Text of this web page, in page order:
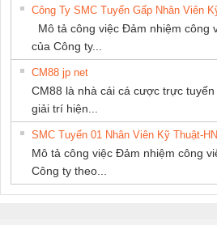
Công Ty SMC Tuyển Gấp Nhân Viên
Mô tả công việc Đảm nhiệm công
của Công ty...
CM88 jp net
CM88 là nhà cái cá cược trực
giải trí hiện...
SMC Tuyển 01 Nhân Viên Kỹ Thuật-HN
Mô tả công việc Đảm nhiệm công
Công ty theo...